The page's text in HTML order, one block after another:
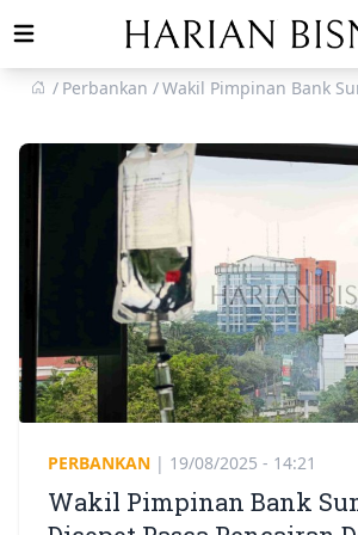
Open main menu
Perbankan
Wakil Pimpinan Bank
PERBANKAN | 19/08/2025 - 14:21
Wakil Pimpinan Bank